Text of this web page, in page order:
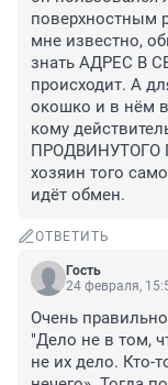
поверхностным
мне известно,
знать АДРЕС В
происходит. А
окошко и в нём
кому
ПРОДВИНУТОГО
хозяин того
идёт обмен.
ОТВЕТИТЬ
Гость
24 февраля,
Очень
"Дело не в том,
не их дело. Кто-